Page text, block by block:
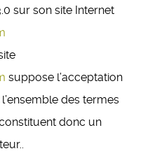
sur son site Internet
suppose l’acceptation
des termes
donc un